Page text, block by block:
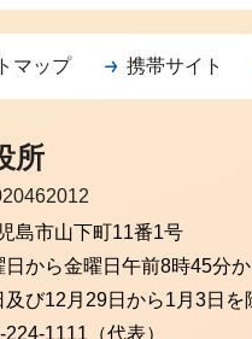
マップ 携帯サイト
所
島市山下町11番1号
日から金曜日 午前8時45分
及び12月29日から1月3日を
224-1111（代表）